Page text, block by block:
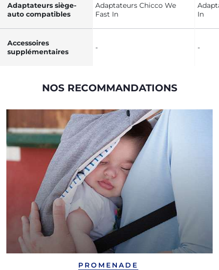
Adaptateurs siège-
auto compatibles
Adaptateurs Chicco We
Fast In
In
Accessoires
supplémentaires
- -
NOS RECOMMANDATIONS
PROMENADE